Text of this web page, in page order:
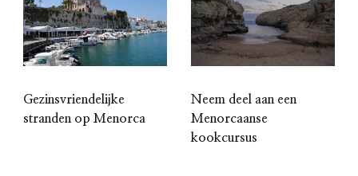
Gezinsvriendelijke
stranden op Menorca
Neem deel aan een
Menorcaanse
kookcursus